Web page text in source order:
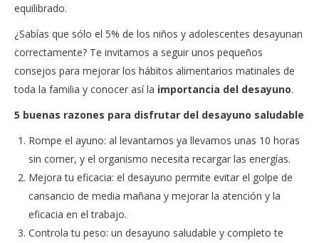
equilibrado.
¿Sabías que sólo el 5% de los niños y adolescentes desayunan
correctamente? Te invitamos a seguir unos pequeños
consejos para mejorar los hábitos alimentarios matinales de
toda la familia y conocer así la importancia del desayuno.
5 buenas razones para disfrutar del desayuno saludable
Rompe el ayuno: al levantarnos ya llevamos unas 10 horas
sin comer, y el organismo necesita recargar las energías.
Mejora tu eficacia: el desayuno permite evitar el golpe de
cansancio de media mañana y mejorar la atención y la
eficacia en el trabajo.
Controla tu peso: un desayuno saludable y completo te